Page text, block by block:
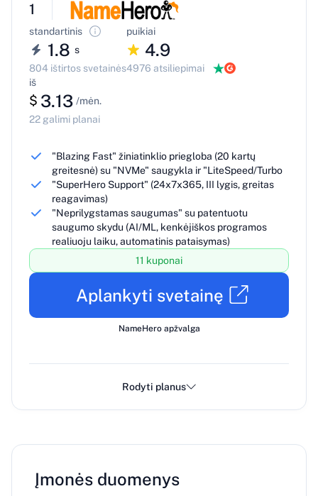
1
standartinis
1.8 s
804 ištirtos svetainės
puikiai
4.9
4976 atsiliepimai
iš
$ 3.13 /mėn.
22 galimi planai
"Blazing Fast" žiniatinklio priegloba (20 kartų
greitesnė) su "NVMe" saugykla ir "LiteSpeed/Turbo
"SuperHero Support" (24x7x365, III lygis, greitas
reagavimas)
"Neprilygstamas saugumas" su patentuotu
saugumo skydu (AI/ML, kenkėjiškos programos
realiuoju laiku, automatinis pataisymas)
11 kuponai
Aplankyti svetainę
NameHero apžvalga
Rodyti planus
Įmonės duomenys